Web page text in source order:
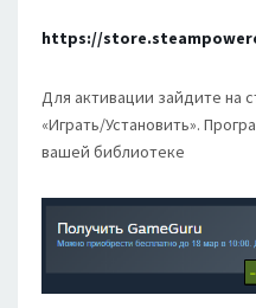
https://
Для активации зайдите на
«Играть/Установить».
вашей библиотеке